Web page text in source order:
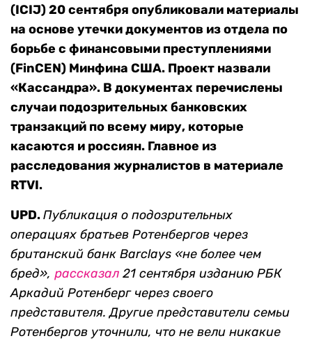
(ICIJ) 20 сентября опубликовали материалы
на основе утечки документов из отдела по
борьбе с финансовыми преступлениями
(FinCEN) Минфина США. Проект назвали
«Кассандра». В документах перечислены
случаи подозрительных банковских
транзакций по всему миру, которые
касаются и россиян. Главное из
расследования журналистов в материале
RTVI.
UPD.Публикация о подозрительных
операциях братьев Ротенбергов через
британский банк Barclays «не более чем
бред», рассказал 21 сентября изданию РБК
Аркадий Ротенберг через своего
представителя. Другие представители семьи
Ротенбергов уточнили, что не вели никакие